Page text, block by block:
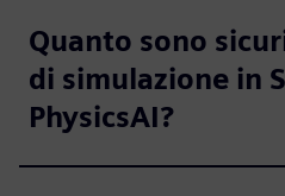
Quanto sono
di simulazione in
PhysicsAI?